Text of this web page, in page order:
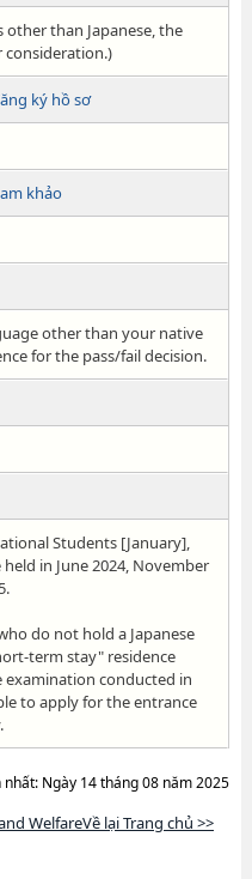
other than Japanese, the
consideration.)
ký hồ sơ
khảo
other than your native
for the pass/fail decision.
Students [January],
in June 2024, November
do not hold a Japanese
term stay" residence
conducted in
to apply for the entrance
Ngày 14 tháng 08 năm 2025
WelfareVề lại Trang chủ >>